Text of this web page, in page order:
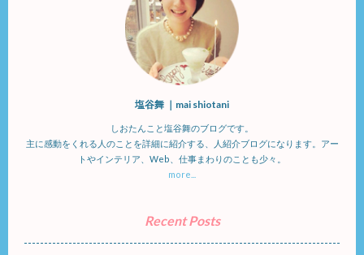
塩谷舞 ｜mai shiotani
しおたんこと塩谷舞のブログです。
主に感動をくれる人のことを詳細に紹介する、人紹介ブログになります。アー
トやインテリア、Web、仕事まわりのことも少々。
more...
Recent Posts